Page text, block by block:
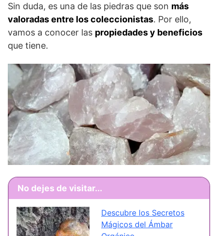
Sin duda, es una de las piedras que son más
valoradas entre los coleccionistas. Por ello,
vamos a conocer las propiedades y beneficios
que tiene.
No dejes de visitar...
Descubre los Secretos
Mágicos del Ámbar